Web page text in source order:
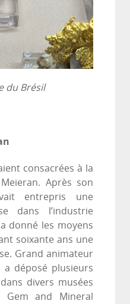
du Brésil
consacrées à la
Après son
entrepris une
dans l’industrie
donné les moyens
soixante ans une
Grand animateur
déposé plusieurs
divers musées
Gem and Mineral